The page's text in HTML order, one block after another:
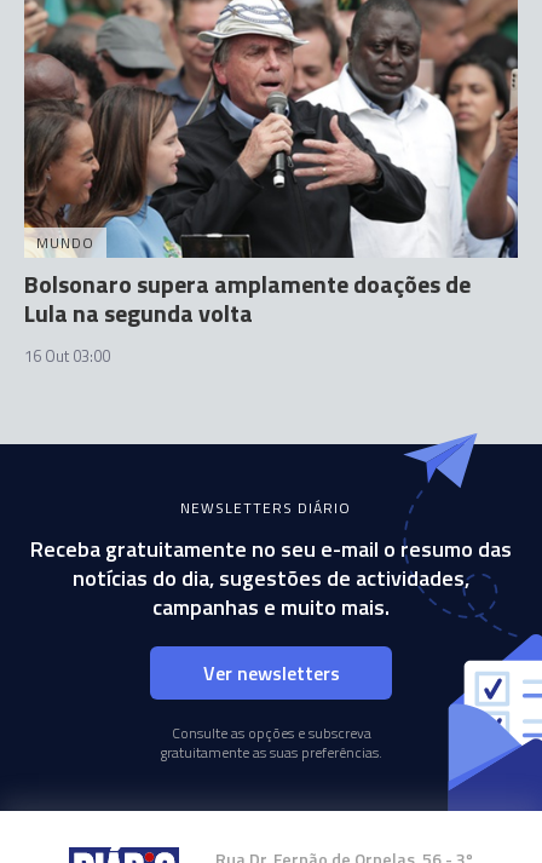
MUNDO
Bolsonaro supera amplamente doações de
Lula na segunda volta
16 Out 03:00
NEWSLETTERS DIÁRIO
Receba gratuitamente no seu e-mail o resumo das
notícias do dia, sugestões de actividades,
campanhas e muito mais.
Ver newsletters
Consulte as opções e subscreva
gratuitamente as suas preferências.